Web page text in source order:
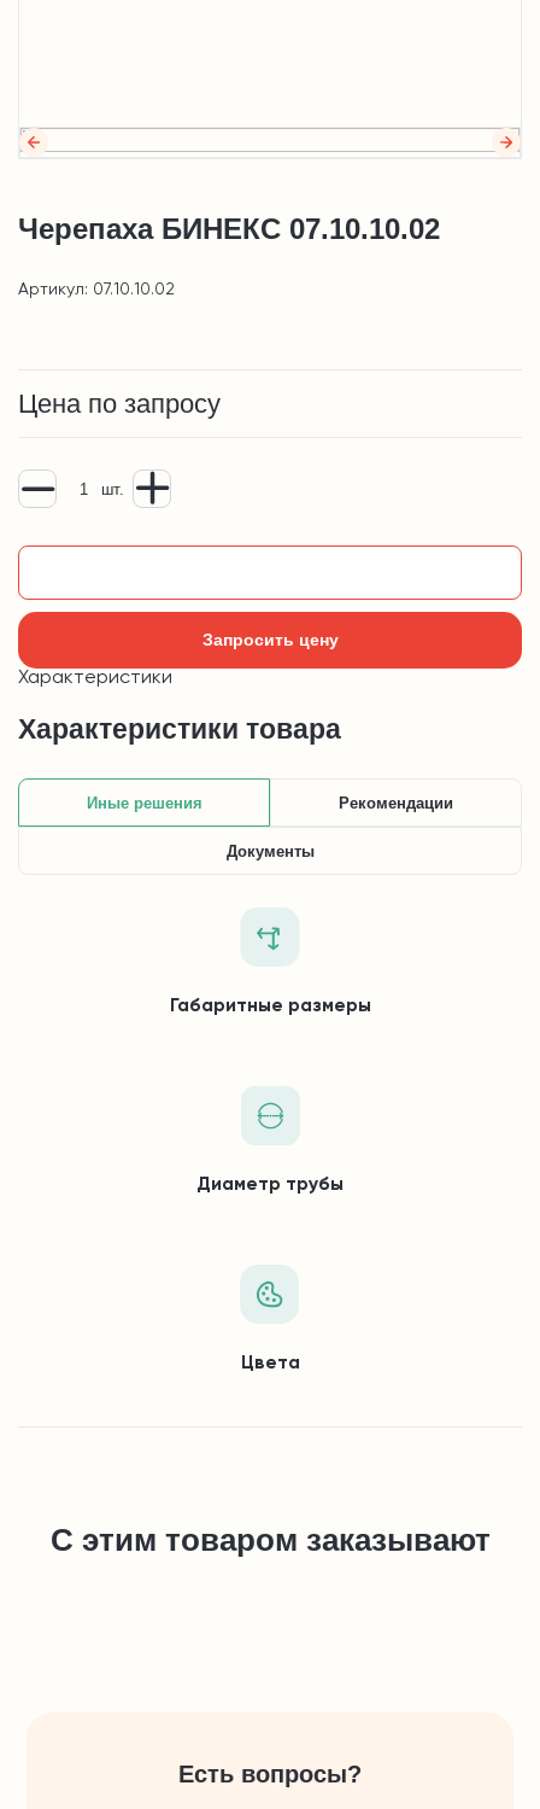
Черепаха БИНЕКС 07.10.10.02
Артикул: 07.10.10.02
Цена по запросу
шт.
Запросить цену
Характеристики
Характеристики товара
Иные решения Рекомендации
Документы
Габаритные размеры
Диаметр трубы
Цвета
С этим товаром заказывают
Есть вопросы?